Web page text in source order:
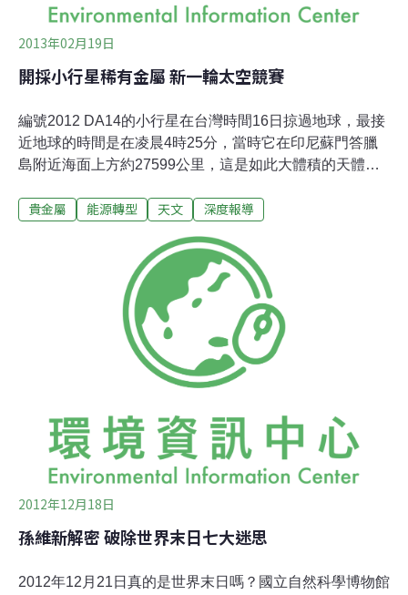
2013年02月19日
開採小行星稀有金屬 新一輪太空競賽
編號2012 DA14的小行星在台灣時間16日掠過地球，最接
近地球的時間是在凌晨4時25分，當時它在印尼蘇門答臘
島附近海面上方約27599公里，這是如此大體積的天體最
的太空競賽正悄悄展開。2012 DA14直徑50公尺，大小約
星，目前已有行星資源公司（Planetary Resources）和深
太空企業（Deep Space Industries）加入開採地球附近小
行星的競賽，這些小行星含有鉑族金屬等資源。打算在小
行星開礦的公司表示，這類小行星有1500多顆，要到那裡
就像登陸月亮一樣容易。設立於美國加州聖塔摩尼卡市的
「深太空企業」就在1月間宣佈，將從2015年起發射探勘
小行星飛行船隊進入太陽系。深太空企業董事長圖姆林森
價位技
貴金屬 能源轉型 天文 深度報導
2012年12月18日
孫維新解密 破除世界末日七大迷思
2012年12月21日真的是世界末日嗎？國立自然科學博物館